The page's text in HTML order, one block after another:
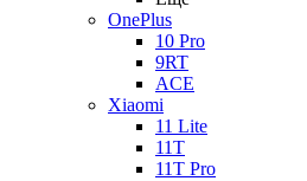
OnePlus
10 Pro
9RT
ACE
Xiaomi
11 Lite
11T
11T Pro